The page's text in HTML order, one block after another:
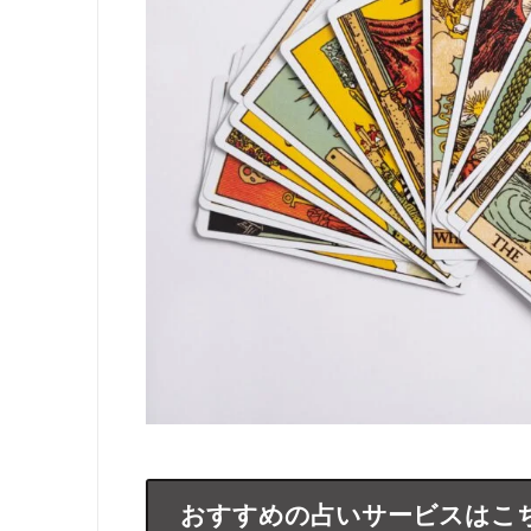
おすすめの占いサービスはこ